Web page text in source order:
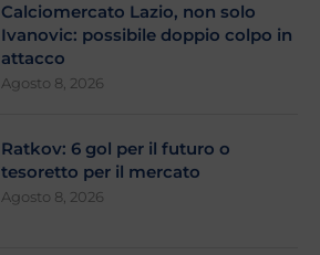
Calciomercato Lazio, non solo
Ivanovic: possibile doppio colpo in
attacco
Agosto 8, 2026
Ratkov: 6 gol per il futuro o
tesoretto per il mercato
Agosto 8, 2026